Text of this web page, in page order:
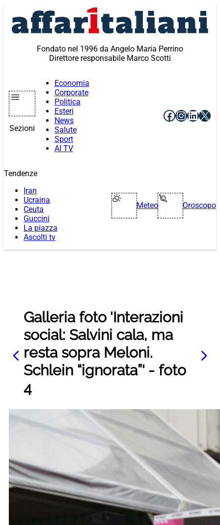
contenuto
Fondato nel 1996 da Angelo Maria Perrino
Direttore responsabile Marco Scotti
Sezioni
Economia
Corporate
Politica
Esteri
News
Salute
Sport
AI TV
Facebook
X
Tendenze
Iran
Ucraina
Ceuta
Guccini
La piazza
Ascolti tv
Meteo Oroscopo
Galleria foto 'Interazioni
social: Salvini cala, ma
resta sopra Meloni.
Schlein “ignorata”' - foto
4